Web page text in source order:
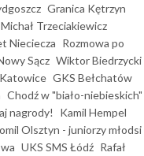
Granica Kętrzyn
Michał Trzeciakiewicz
Nieciecza Rozmowa po
Sącz Wiktor Biedrzycki
GKS Bełchatów
Chodź w "biało-niebieskich"
nagrody!
Kamil Hempel
Olsztyn - juniorzy młodsi
UKS SMS Łódź Rafał